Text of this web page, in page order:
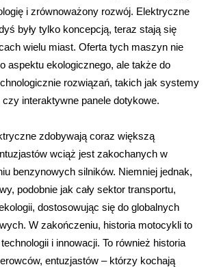
i zrównoważony rozwój. Elektryczne
były tylko koncepcją, teraz stają się
wielu miast. Oferta tych maszyn nie
aspektu ekologicznego, ale także do
rozwiązań, takich jak systemy
interaktywne panele dotykowe.
zdobywają coraz większą
wciąż jest zakochanych w
benzynowych silników. Niemniej jednak,
podobnie jak cały sektor transportu,
dostosowując się do globalnych
W zakończeniu, historia motocykli to
i innowacji. To również historia
entuzjastów – którzy kochają